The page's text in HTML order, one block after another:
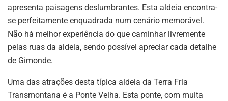
apresenta paisagens deslumbrantes. Esta aldeia encontra-
se perfeitamente enquadrada num cenário memorável.
Não há melhor experiência do que caminhar livremente
pelas ruas da aldeia, sendo possível apreciar cada detalhe
de Gimonde.
Uma das atrações desta típica aldeia da Terra Fria
Transmontana é a Ponte Velha. Esta ponte, com muita